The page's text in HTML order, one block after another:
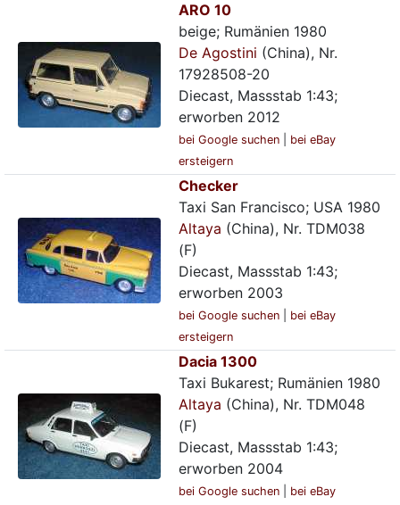
ARO 10
beige; Rumänien 1980
De Agostini (China), Nr.
17928508-20
Diecast, Massstab 1:43;
erworben 2012
bei Google suchen
bei eBay
ersteigern
Checker
Taxi San Francisco; USA 1980
Altaya (China), Nr. TDM038
(F)
Diecast, Massstab 1:43;
erworben 2003
bei Google suchen
bei eBay
ersteigern
Dacia 1300
Taxi Bukarest; Rumänien 1980
Altaya (China), Nr. TDM048
(F)
Diecast, Massstab 1:43;
erworben 2004
bei Google suchen
bei eBay